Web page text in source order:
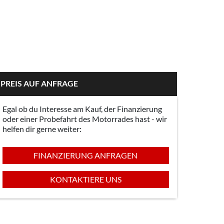
PREIS AUF ANFRAGE
Egal ob du Interesse am Kauf, der Finanzierung
oder einer Probefahrt des Motorrades hast - wir
helfen dir gerne weiter:
FINANZIERUNG ANFRAGEN
KONTAKTIERE UNS